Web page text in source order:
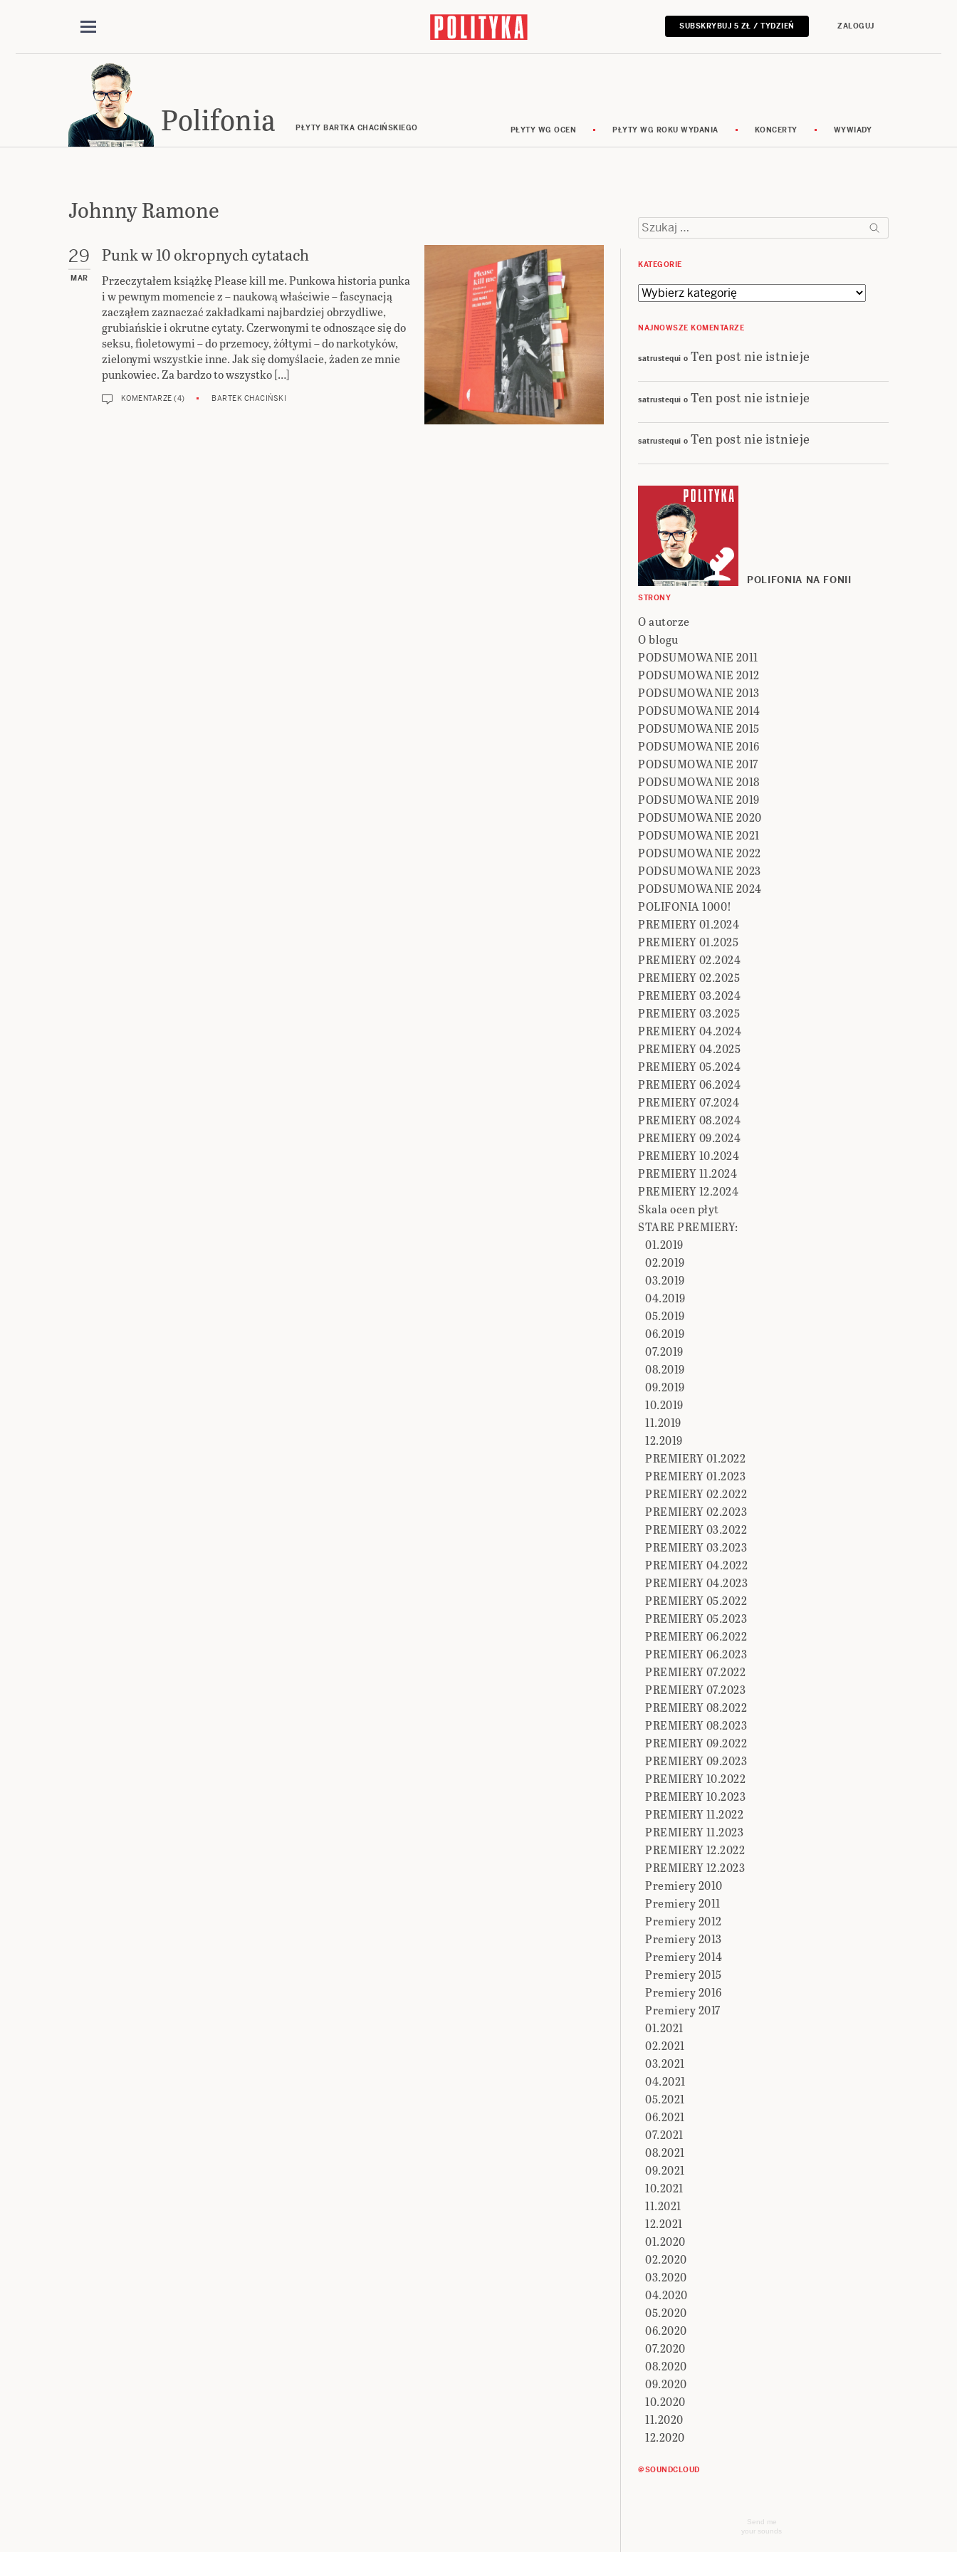
SUBSKRYBUJ 5 ZŁ / TYDZIEŃ ZALOGUJ
Polifonia PŁYTY BARTKA CHACIŃSKIEGO PŁYTY WG OCEN PŁYTY WG ROKU WYDANIA KONCERTY WYWIADY
Johnny Ramone
29
MAR
Punk w 10 okropnych cytatach
Przeczytałem książkę Please kill me. Punkowa historia punka
i w pewnym momencie z – naukową właściwie – fascynacją
zacząłem zaznaczać zakładkami najbardziej obrzydliwe,
grubiańskie i okrutne cytaty. Czerwonymi te odnoszące się do
seksu, fioletowymi – do przemocy, żółtymi – do narkotyków,
zielonymi wszystkie inne. Jak się domyślacie, żaden ze mnie
punkowiec. Za bardzo to wszystko […]
KOMENTARZE (4) BARTEK CHACIŃSKI
Szukaj:
KATEGORIE
Kategorie
NAJNOWSZE KOMENTARZE
satrustequi o Ten post nie istnieje
satrustequi o Ten post nie istnieje
satrustequi o Ten post nie istnieje
POLIFONIA NA FONII
STRONY
O autorze
O blogu
PODSUMOWANIE 2011
PODSUMOWANIE 2012
PODSUMOWANIE 2013
PODSUMOWANIE 2014
PODSUMOWANIE 2015
PODSUMOWANIE 2016
PODSUMOWANIE 2017
PODSUMOWANIE 2018
PODSUMOWANIE 2019
PODSUMOWANIE 2020
PODSUMOWANIE 2021
PODSUMOWANIE 2022
PODSUMOWANIE 2023
PODSUMOWANIE 2024
POLIFONIA 1000!
PREMIERY 01.2024
PREMIERY 01.2025
PREMIERY 02.2024
PREMIERY 02.2025
PREMIERY 03.2024
PREMIERY 03.2025
PREMIERY 04.2024
PREMIERY 04.2025
PREMIERY 05.2024
PREMIERY 06.2024
PREMIERY 07.2024
PREMIERY 08.2024
PREMIERY 09.2024
PREMIERY 10.2024
PREMIERY 11.2024
PREMIERY 12.2024
Skala ocen płyt
STARE PREMIERY:
01.2019
02.2019
03.2019
04.2019
05.2019
06.2019
07.2019
08.2019
09.2019
10.2019
11.2019
12.2019
PREMIERY 01.2022
PREMIERY 01.2023
PREMIERY 02.2022
PREMIERY 02.2023
PREMIERY 03.2022
PREMIERY 03.2023
PREMIERY 04.2022
PREMIERY 04.2023
PREMIERY 05.2022
PREMIERY 05.2023
PREMIERY 06.2022
PREMIERY 06.2023
PREMIERY 07.2022
PREMIERY 07.2023
PREMIERY 08.2022
PREMIERY 08.2023
PREMIERY 09.2022
PREMIERY 09.2023
PREMIERY 10.2022
PREMIERY 10.2023
PREMIERY 11.2022
PREMIERY 11.2023
PREMIERY 12.2022
PREMIERY 12.2023
Premiery 2010
Premiery 2011
Premiery 2012
Premiery 2013
Premiery 2014
Premiery 2015
Premiery 2016
Premiery 2017
01.2021
02.2021
03.2021
04.2021
05.2021
06.2021
07.2021
08.2021
09.2021
10.2021
11.2021
12.2021
01.2020
02.2020
03.2020
04.2020
05.2020
06.2020
07.2020
08.2020
09.2020
10.2020
11.2020
12.2020
@SOUNDCLOUD
Send me
your sounds